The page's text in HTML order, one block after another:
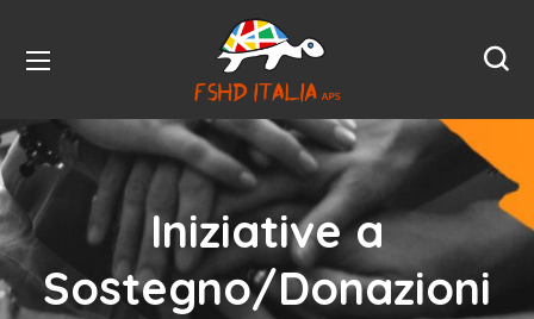
Iniziative a
Sostegno/Donazioni